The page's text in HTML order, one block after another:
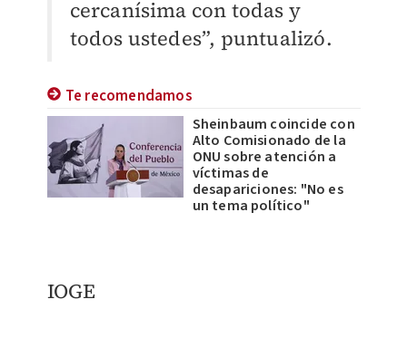
cercanísima con todas y
todos ustedes”, puntualizó.
Te recomendamos
Sheinbaum coincide con
Alto Comisionado de la
ONU sobre atención a
víctimas de
desapariciones: "No es
un tema político"
IOGE